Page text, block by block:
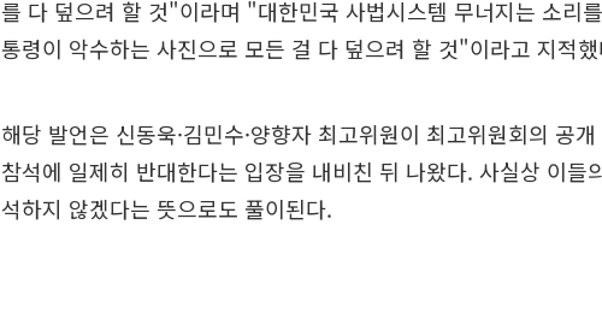
를 다 덮으려 할 것"이라며 "대한민국 사법시스템 무너지는 소리
통령이 악수하는 사진으로 모든 걸 다 덮으려 할 것"이라고 지적
해당 발언은 신동욱·김민수·양향자 최고위원이 최고위원회의 공
참석에 일제히 반대한다는 입장을 내비친 뒤 나왔다. 사실상 이들
석하지 않겠다는 뜻으로도 풀이된다.